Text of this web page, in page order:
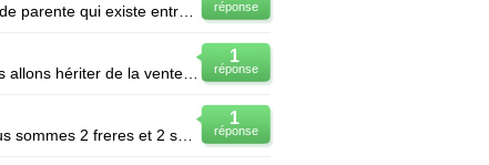
réponse
Bonsoir svp pouvez vous me dire quelle est lien de parente qui existe entre moi et la demi soeur de
1
réponse
Bonjour Nous sommes 5 frères et 3 soeurs, nous allons hériter de la vente de 2 maisons qu'à laissé
1
réponse
Bonsoir, ma mere est décédé en juillet 2011, nous sommes 2 freres et 2 soeurs, et 1 demi soeur du co